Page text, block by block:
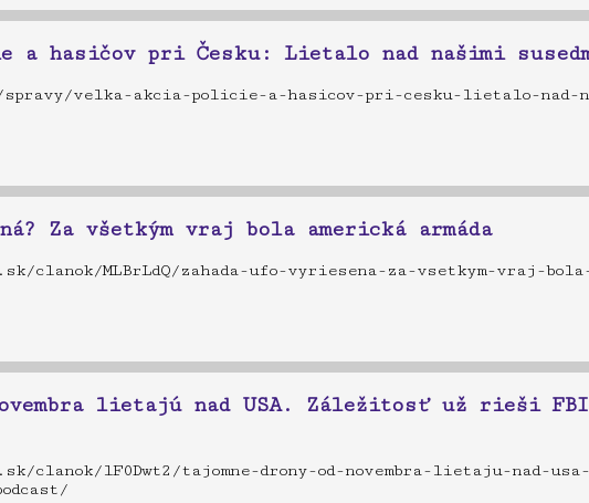
hasičov pri Česku: Lietalo nad našimi
spravy/velka-akcia-policie-a-hasicov-pri-cesku-lietalo-nad-
Za všetkým vraj bola americká armáda
MLBrLdQ/zahada-ufo-vyriesena-za-vsetkym-vraj-bola-
lietajú nad USA. Záležitosť už rieši
lF0Dwt2/tajomne-drony-od-novembra-lietaju-nad-